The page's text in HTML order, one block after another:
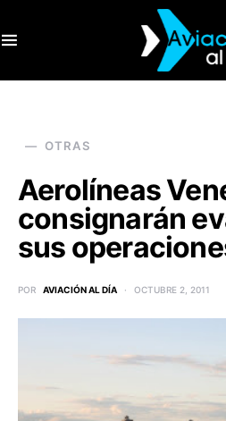
OTRAS
Aerolíneas
consignarán
sus
POR AVIACIÓN AL DÍA OCTUBRE 2, 2011